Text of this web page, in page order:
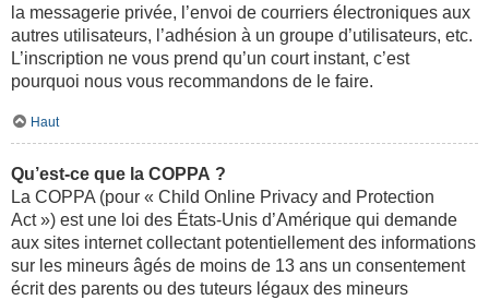
la messagerie privée, l’envoi de courriers électroniques aux
autres utilisateurs, l’adhésion à un groupe d’utilisateurs, etc.
L’inscription ne vous prend qu’un court instant, c’est
pourquoi nous vous recommandons de le faire.
Haut
Qu’est-ce que la COPPA ?
La COPPA (pour « Child Online Privacy and Protection
Act ») est une loi des États-Unis d’Amérique qui demande
aux sites internet collectant potentiellement des informations
sur les mineurs âgés de moins de 13 ans un consentement
écrit des parents ou des tuteurs légaux des mineurs